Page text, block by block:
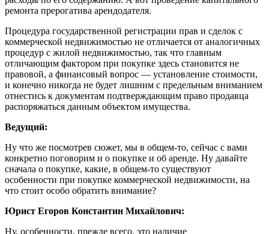
ремонта прерогатива арендодателя.
Процедура государственной регистрации прав и сделок с
коммерческой недвижимостью не отличается от аналогичных
процедур с жилой недвижимостью, так что главным
отличающим фактором при покупке здесь становится не
правовой, а финансовый вопрос — установление стоимости,
и конечно никогда не будет лишним с предельным вниманием
отнестись к документам подтверждающим право продавца
распоряжаться данным объектом имущества.
Ведущий:
Ну что же посмотрев сюжет, мы в общем-то, сейчас с вами
конкретно поговорим и о покупке и об аренде. Ну давайте
сначала о покупке, какие, в общем-то существуют
особенности при покупке коммерческой недвижимости, на
что стоит особо обратить внимание?
Юрист Егоров Константин Михайлович:
Ну, особенности, прежде всего, это наличие